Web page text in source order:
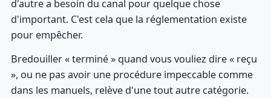
d'autre a besoin du canal pour quelque chose
d'important. C'est cela que la réglementation existe
pour empêcher.
Bredouiller « terminé » quand vous vouliez dire « reçu
», ou ne pas avoir une procédure impeccable comme
dans les manuels, relève d'une tout autre catégorie.